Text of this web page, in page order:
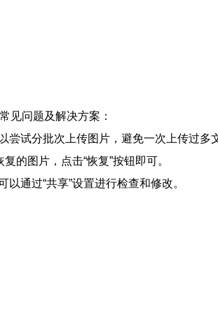
见问题及解决方案：
尝试分批次上传图片，避免一次上传过多
的图片，点击“恢复”按钮即可。
通过“共享”设置进行检查和修改。